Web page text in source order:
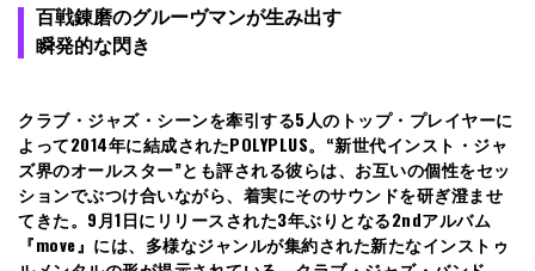
百戦錬磨のグルーヴマンが生み出す
瞬発的な閃き
クラブ・ジャズ・シーンを牽引する5人のトップ・プレイヤーに
よって2014年に結成されたPOLYPLUS。“新世代インスト・ジャ
ズ界のオールスター”とも評される彼らは、お互いの個性をセッ
ションでぶつけ合いながら、着実にそのサウンドを研ぎ澄ませ
てきた。9月1日にリリースされた3年ぶりとなる2ndアルバム
『move』には、 多様なジャンルが集約された新たなインストゥ